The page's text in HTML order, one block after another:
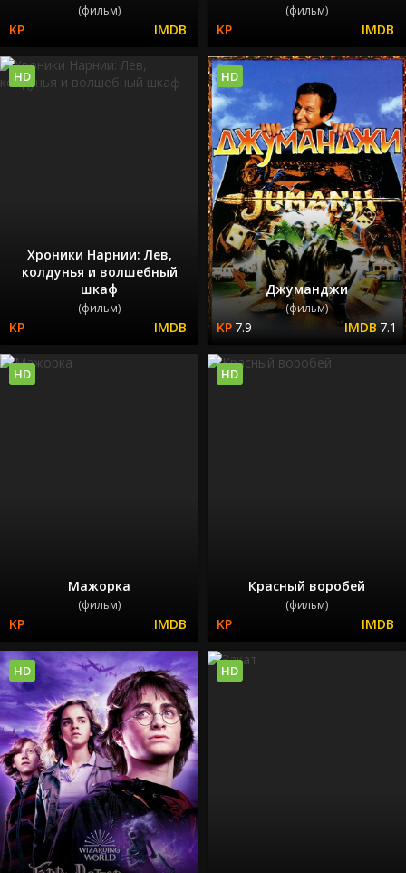
(фильм) (фильм)
Хроники Нарнии: Лев,
колдунья и волшебный
шкаф
(фильм)
HD
Джуманджи
(фильм)
7.9 7.1
HD
Мажорка
(фильм)
HD
Красный воробей
(фильм)
HD
HD HD